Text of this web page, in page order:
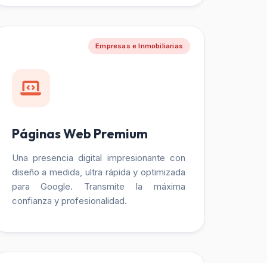
Empresas e Inmobiliarias
Páginas Web Premium
Una presencia digital impresionante con
diseño a medida, ultra rápida y optimizada
para Google. Transmite la máxima
confianza y profesionalidad.